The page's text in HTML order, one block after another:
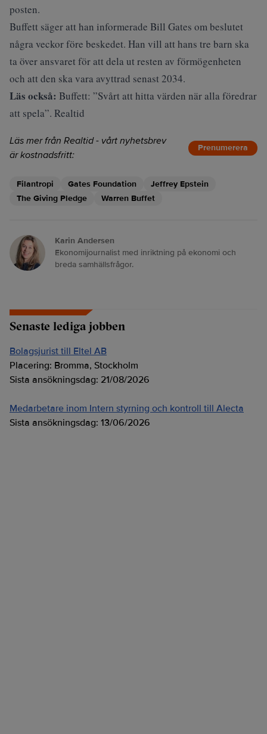
posten.
Buffett säger att han informerade Bill Gates om beslutet
några veckor före beskedet. Han vill att hans tre barn ska
ta över ansvaret för att dela ut resten av förmögenheten
och att den ska vara avyttrad senast 2034.
Läs också: Buffett: ”Svårt att hitta värden när alla föredrar
att spela”. Realtid
Läs mer från Realtid - vårt nyhetsbrev
är kostnadsfritt:
Prenumerera
Filantropi Gates Foundation
Jeffrey Epstein
The Giving Pledge
Warren Buffet
Karin Andersen
Ekonomijournalist med inriktning på ekonomi och
breda samhällsfrågor.
Senaste lediga jobben
Bolagsjurist till Eltel AB
Placering: Bromma, Stockholm
Sista ansökningsdag: 21/08/2026
Medarbetare inom Intern styrning och kontroll till Alecta
Sista ansökningsdag: 13/06/2026